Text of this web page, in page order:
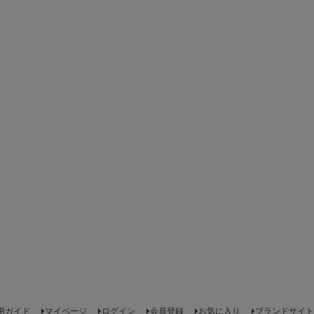
ガイド マイページ ログイン 会員登録 お気に入り ブランドサイト